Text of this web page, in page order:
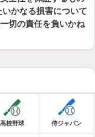
かなる損害について
切の責任を負いかね
高校野球 侍ジャパン